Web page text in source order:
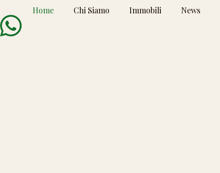
Home Chi Siamo Immobili News